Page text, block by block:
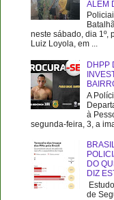
ALÉM
neste sábado, dia 1º,
Luiz Loyola, em ...
DHPP
A
à
segunda-feira, 3, a
DO
DIZ
de